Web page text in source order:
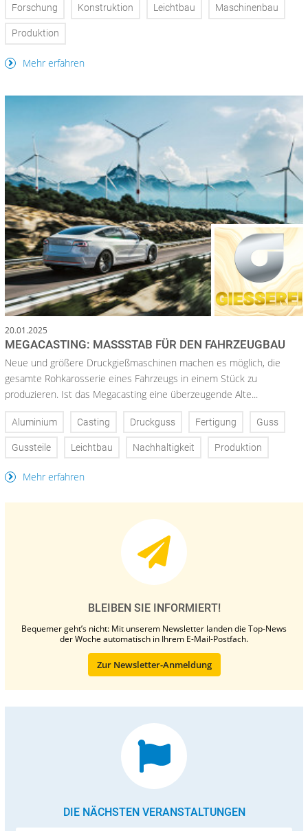
Forschung Konstruktion Leichtbau Maschinenbau
Produktion
Mehr erfahren
20.01.2025
MEGACASTING: MASSSTAB FÜR DEN FAHRZEUGBAU
Neue und größere Druckgießmaschinen machen es möglich, die
gesamte Rohkarosserie eines Fahrzeugs in einem Stück zu
produzieren. Ist das Megacasting eine überzeugende Alte...
Aluminium Casting Druckguss Fertigung Guss
Gussteile Leichtbau Nachhaltigkeit Produktion
Mehr erfahren
BLEIBEN SIE INFORMIERT!
Bequemer geht’s nicht: Mit unserem Newsletter landen die Top-News
der Woche automatisch in Ihrem E-Mail-Postfach.
Zur Newsletter-Anmeldung
DIE NÄCHSTEN VERANSTALTUNGEN